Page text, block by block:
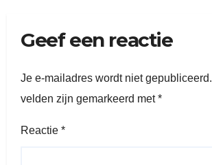
Geef een reactie
Je e-mailadres wordt niet gepubliceerd.
velden zijn gemarkeerd met*
Reactie *